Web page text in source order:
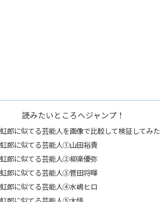
読みたいところへジャンプ！
郎に似てる芸能人を画像で比較して検証してみた
郎に似てる芸能人①山田裕貴
郎に似てる芸能人②柳楽優弥
郎に似てる芸能人③菅田将暉
郎に似てる芸能人④水嶋ヒロ